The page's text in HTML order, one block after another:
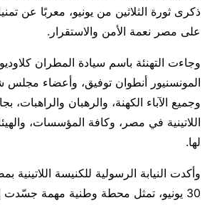
ذكرى ثورة الثلاثين من يونيو، معربًا عن
على مصر نعمة الأمن والاستقرار.
وجاءت التهنئة باسم سيادة المطران كلاوديو
المونسنيور أنطوان توفيق، وأعضاء مجلس
وجميع الآباء الكهنة، والرهبان والراهبات،
اللاتينية في مصر، وكافة المؤسسات،
لها.
وأكدت النيابة الرسولية للكنيسة
30 يونيو، تمثل محطة وطنية مهمة جسّدت